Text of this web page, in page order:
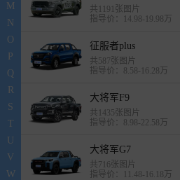
M
N
O
P
Q
R
S
T
U
V
W
共1191张图片
指导价：14.98-19.98万
征服者plus
共587张图片
指导价：8.58-16.28万
大将军F9
共1435张图片
指导价：8.98-22.58万
大将军G7
共716张图片
指导价：11.48-16.18万